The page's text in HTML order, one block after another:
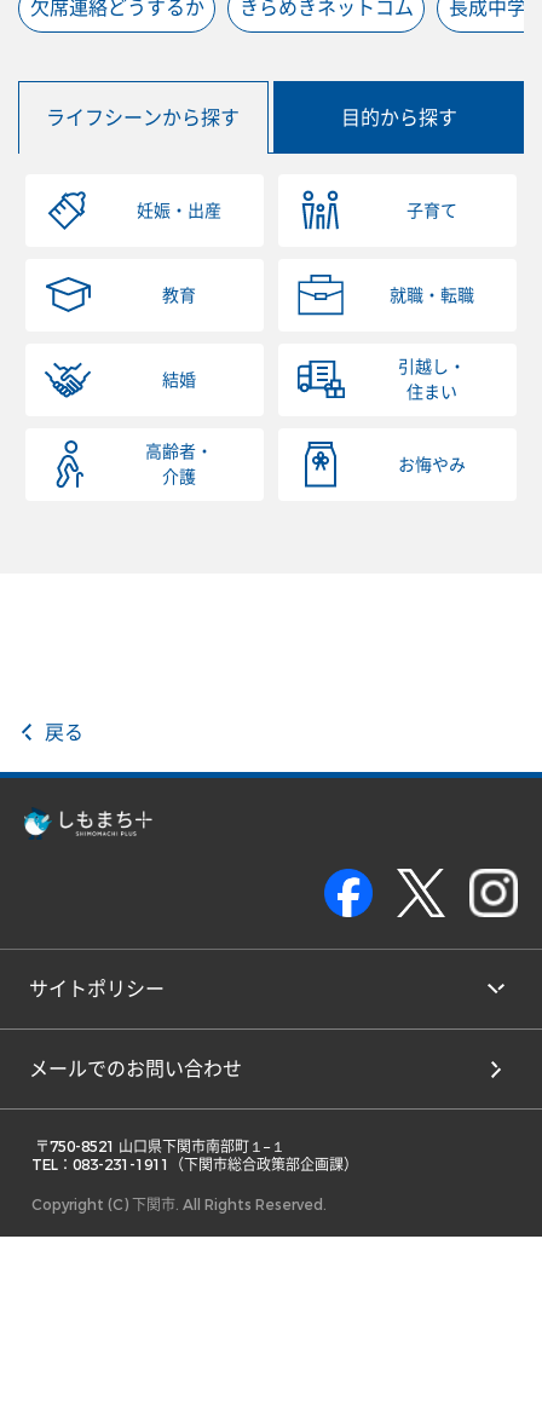
欠席連絡どうするか きらめきネットコム 長成中学
ライフシーンから探す 目的から探す
妊娠・出産 子育て
教育 就職・転職
結婚
引越し・
住まい
高齢者・
介護
お悔やみ
戻る
サイトポリシー
メールでのお問い合わせ
TEL：083-231-1911（下関市総合政策部企画課）
Copyright (C) 下関市. All Rights Reserved.